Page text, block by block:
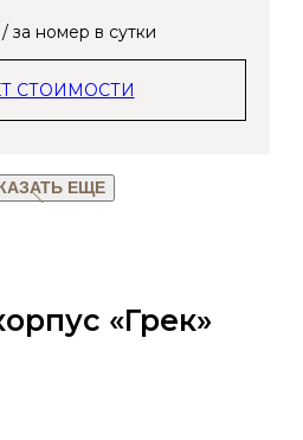
/ за номер в сутки
СТОИМОСТИ
ЕЩЕ
«Грек»